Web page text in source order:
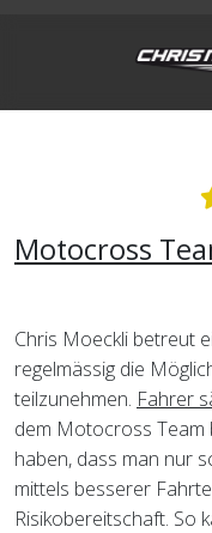
Motocross
Chris Moeckli betreut
regelmässig die
teilzunehmen. Fahrer
dem Motocross Team
haben, dass man nur
mittels besserer
Risikobereitschaft. So